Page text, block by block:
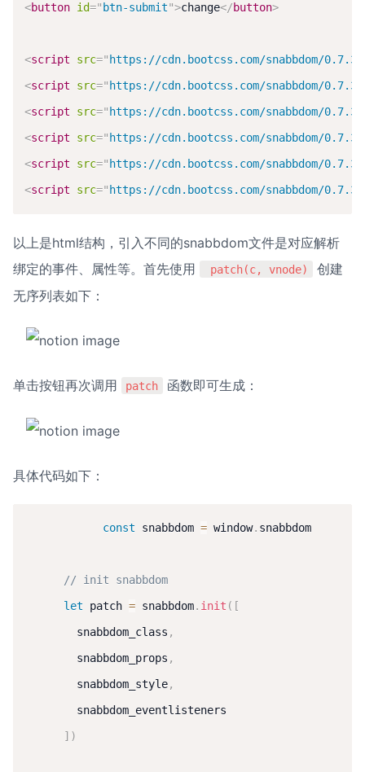
<button id=" btn-submit">change</button>
<script src=" https://cdn.bootcss.com/snabbdom/0.7.3/
<script src=" https://cdn.bootcss.com/snabbdom/
<script src=" https://cdn.bootcss.com/snabbdom/0.7.3/
<script src=" https://cdn.bootcss.com/snabbdom/
<script src=" https://cdn.bootcss.com/snabbdom/
<script src=" https://cdn.bootcss.com/snabbdom/
以上是html结构，引入不同的snabbdom文件是对应解析
绑定的事件、属性等。首先使用
patch(c, vnode)
创建
无序列表如下：
单击按钮再次调用 patch 函数即可生成：
具体代码如下：
const snabbdom = window. snabbdom
// init snabbdom
let patch = snabbdom. init ( [
        snabbdom_class
,
        snabbdom_props
,
        snabbdom_style
,
        snabbdom_eventlisteners
] )